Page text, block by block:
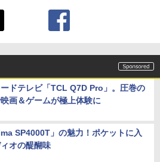
ドテレビ「TCL Q7D Pro」。圧巻の
画＆ゲームが極上体験に
SP4000T」の魅力！ポケットに入
オの醍醐味